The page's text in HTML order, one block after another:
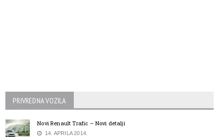
PRIVREDNA VOZILA
Novi Renault Trafic – Novi detalji
14. APRILA 2014.